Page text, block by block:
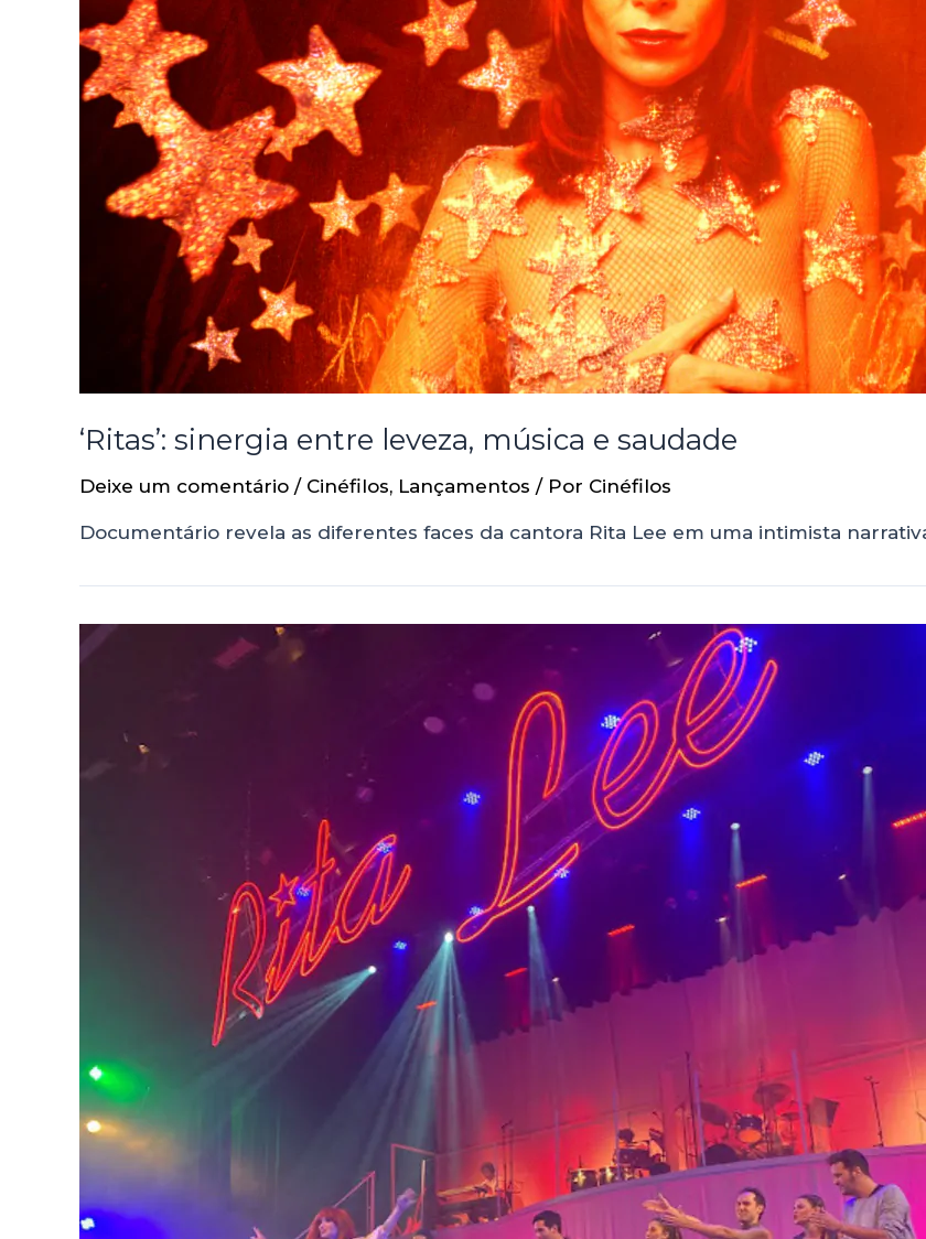
‘Ritas’: sinergia entre leveza, música e saudade
Deixe um comentário / Cinéfilos, Lançamentos / Por Cinéfilos
Documentário revela as diferentes faces da cantora Rita Lee em uma intimista